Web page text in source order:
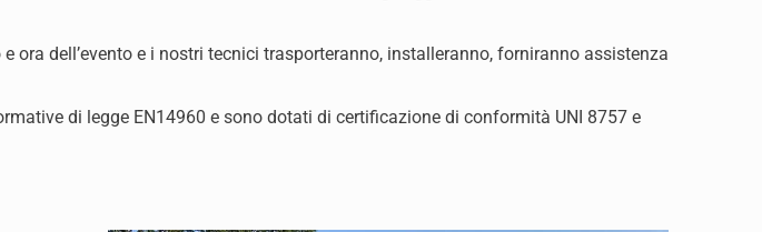
ora dell’evento e i nostri tecnici trasporteranno, installeranno, forniranno assistenza
di legge EN14960 e sono dotati di certificazione di conformità UNI 8757 e